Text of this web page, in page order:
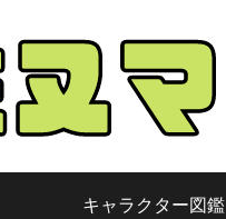
キャラクター図鑑